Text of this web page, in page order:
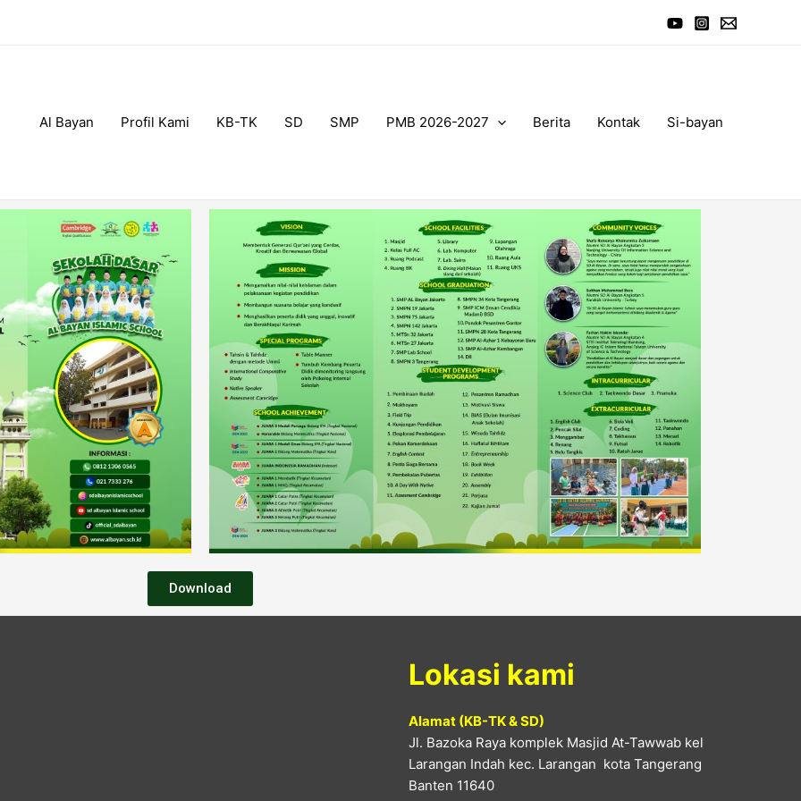
Al Bayan Profil Kami KB-TK SD SMP PMB 2026-2027 Berita Kontak Si-bayan
Download
Lokasi kami
Alamat (KB-TK & SD)
Jl. Bazoka Raya komplek Masjid At-Tawwab kel
Larangan Indah kec. Larangan kota Tangerang
Banten 11640